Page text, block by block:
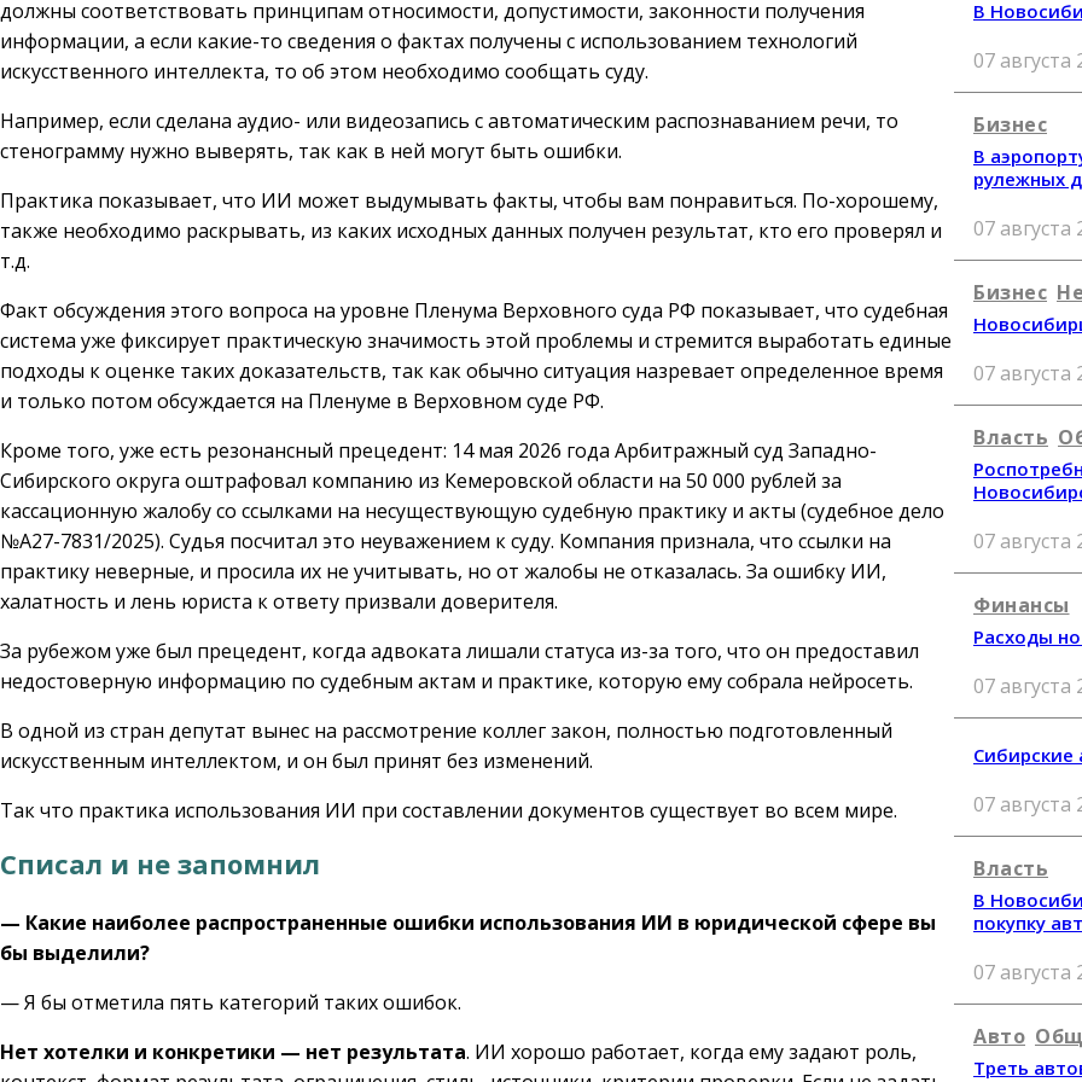
должны соответствовать принципам относимости, допустимости, законности получения
информации, а если какие-то сведения о фактах получены с использованием технологий
искусственного интеллекта, то об этом необходимо сообщать суду.
Например, если сделана аудио- или видеозапись с автоматическим распознаванием речи, то
стенограмму нужно выверять, так как в ней могут быть ошибки.
Практика показывает, что ИИ может выдумывать факты, чтобы вам понравиться. По-хорошему,
также необходимо раскрывать, из каких исходных данных получен результат, кто его проверял и
т.д.
Факт обсуждения этого вопроса на уровне Пленума Верховного суда РФ показывает, что судебная
система уже фиксирует практическую значимость этой проблемы и стремится выработать единые
подходы к оценке таких доказательств, так как обычно ситуация назревает определенное время
и только потом обсуждается на Пленуме в Верховном суде РФ.
Кроме того, уже есть резонансный прецедент: 14 мая 2026 года Арбитражный суд Западно-
Сибирского округа оштрафовал компанию из Кемеровской области на 50 000 рублей за
кассационную жалобу со ссылками на несуществующую судебную практику и акты (судебное дело
№А27-7831/2025). Судья посчитал это неуважением к суду. Компания признала, что ссылки на
практику неверные, и просила их не учитывать, но от жалобы не отказалась. За ошибку ИИ,
халатность и лень юриста к ответу призвали доверителя.
За рубежом уже был прецедент, когда адвоката лишали статуса из-за того, что он предоставил
недостоверную информацию по судебным актам и практике, которую ему собрала нейросеть.
В одной из стран депутат вынес на рассмотрение коллег закон, полностью подготовленный
искусственным интеллектом, и он был принят без изменений.
Так что практика использования ИИ при составлении документов существует во всем мире.
Списал и не запомнил
— Какие наиболее распространенные ошибки использования ИИ в юридической сфере вы
бы выделили?
— Я бы отметила пять категорий таких ошибок.
Нет хотелки и конкретики — нет результата. ИИ хорошо работает, когда ему задают роль,
В
07 августа
Бизнес
В
рулежных
07 августа
Бизнес
07 августа
Власть
07 августа
Финансы
Расходы
07 августа
Сибирские
07 августа
Власть
В
покупку
07 августа
Авто
Треть